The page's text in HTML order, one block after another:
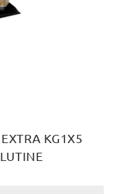
KG1X5